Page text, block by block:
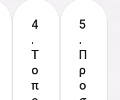
4
.
Τ
ο
π
5
.
Π
ρ
ο